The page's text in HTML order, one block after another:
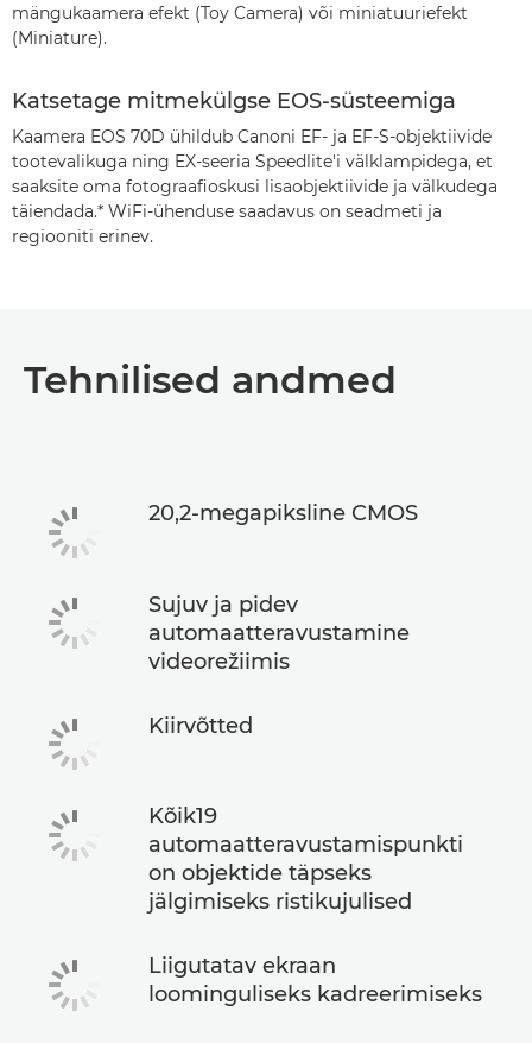
mängukaamera efekt (Toy Camera) või miniatuuriefekt
(Miniature).
Katsetage mitmekülgse EOS-süsteemiga
Kaamera EOS 70D ühildub Canoni EF- ja EF-S-objektiivide
tootevalikuga ning EX-seeria Speedlite'i välklampidega, et
saaksite oma fotograafioskusi lisaobjektiivide ja välkudega
täiendada.* WiFi-ühenduse saadavus on seadmeti ja
regiooniti erinev.
Tehnilised andmed
20,2-megapiksline CMOS
Sujuv ja pidev
automaatteravustamine
videorežiimis
Kiirvõtted
Kõik19
automaatteravustamispunkti
on objektide täpseks
jälgimiseks ristikujulised
Liigutatav ekraan
loominguliseks kadreerimiseks